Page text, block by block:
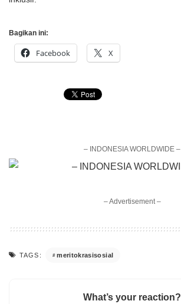
Bagikan ini:
Facebook X
– INDONESIA WORLDWIDE –
– Advertisement –
TAGS: meritokrasisosial
What’s your reaction?